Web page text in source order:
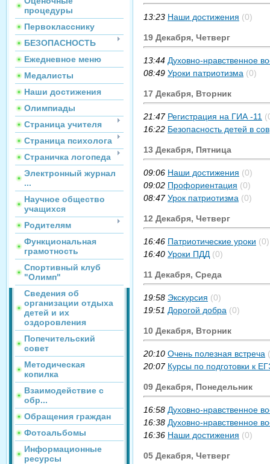
процедуры
Первокласснику
БЕЗОПАСНОСТЬ
Ежедневное меню
Медалисты
Наши достижения
Олимпиады
Страница учителя
Страница психолога
Страничка логопеда
Электронный журнал
...
Научное общество
учащихся
Родителям
Функциональная
грамотность
Спортивный клуб
"Олимп"
Сведения об
организации отдыха
детей и их
оздоровления
Попечительский
совет
Методическая
копилка
Взаимодействие с
обр...
Обращения граждан
Фотоальбомы
Информационные
ресурсы
13:23 Наши достижения (0)
19 Декабря, Четверг
13:44 Духовно-нравственное
08:49 Уроки патриотизма (0)
17 Декабря, Вторник
21:47 Регистрация на ГИА -11
16:22 Безопасность детей в
13 Декабря, Пятница
09:06 Наши достижения (0)
09:02 Профориентация (0)
08:47 Урок патриотизма (0)
12 Декабря, Четверг
16:46 Патриотические уроки (0)
16:40 Уроки ПДД (0)
11 Декабря, Среда
19:58 Экскурсия (0)
19:51 Дорогой добра (0)
10 Декабря, Вторник
20:10 Очень полезная встреча
20:07 Курсы по подготовки к
09 Декабря, Понедельник
16:58 Духовно-нравственное
16:38 Духовно-нравственное
16:36 Наши достижения (0)
05 Декабря, Четверг